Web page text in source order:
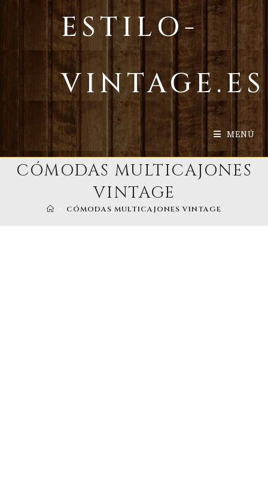
ESTILO-
VINTAGE.ES
MENÚ
CÓMODAS MULTICAJONES
VINTAGE
CÓMODAS MULTICAJONES VINTAGE